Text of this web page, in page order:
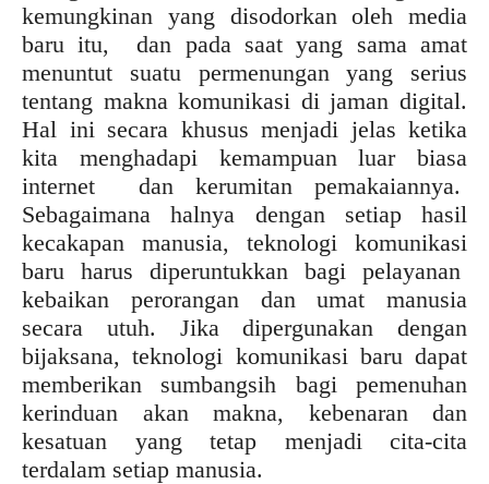
kemungkinan yang disodorkan oleh media
baru itu, dan pada saat yang sama amat
menuntut suatu permenungan yang serius
tentang makna komunikasi di jaman digital.
Hal ini secara khusus menjadi jelas ketika
kita menghadapi kemampuan luar biasa
internet dan kerumitan pemakaiannya.
Sebagaimana halnya dengan setiap hasil
kecakapan manusia, teknologi komunikasi
baru harus diperuntukkan bagi pelayanan
kebaikan perorangan dan umat manusia
secara utuh. Jika dipergunakan dengan
bijaksana, teknologi komunikasi baru dapat
memberikan sumbangsih bagi pemenuhan
kerinduan akan makna, kebenaran dan
kesatuan yang tetap menjadi cita-cita
terdalam setiap manusia.